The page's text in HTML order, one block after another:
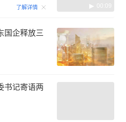
了解详情 00:09
国企释放三
书记寄语两